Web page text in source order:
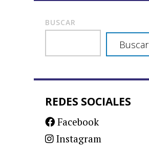
BUSCAR
Buscar
REDES SOCIALES
Facebook
Instagram